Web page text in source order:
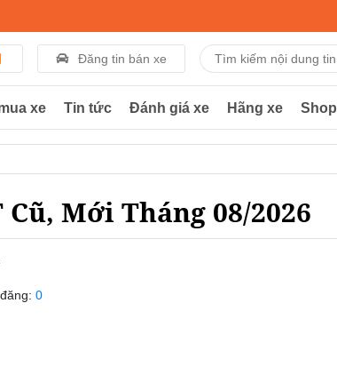
Đăng tin bán xe
xe Tin tức Đánh giá xe Hãng xe Shop
Mới Tháng 08/2026
0